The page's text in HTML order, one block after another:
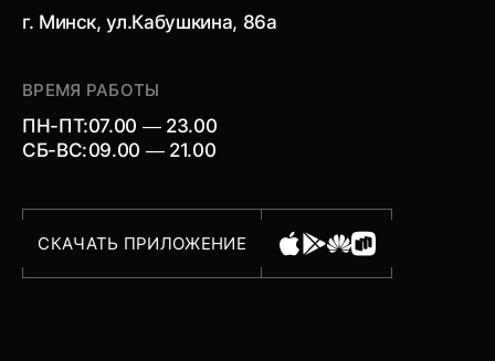
г. Минск, ул.Кабушкина, 86а
ВРЕМЯ РАБОТЫ
ПН-ПТ:
СБ-ВС:
07.00 — 23.00
09.00 — 21.00
СКАЧАТЬ ПРИЛОЖЕНИЕ